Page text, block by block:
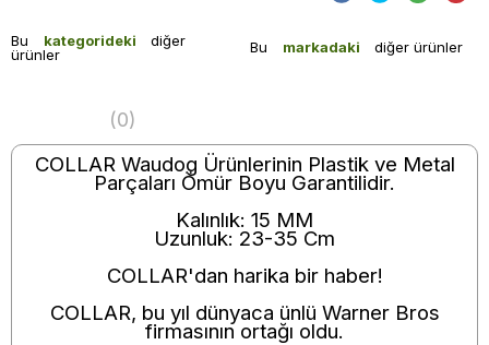
Bu kategorideki
diğer
ürünler
Bu markadaki diğer ürünler
(0)
COLLAR Waudog Ürünlerinin Plastik ve Metal
Parçaları Ömür Boyu Garantilidir.
Kalınlık: 15 MM
Uzunluk: 23-35 Cm
COLLAR'dan harika bir haber!
COLLAR, bu yıl dünyaca ünlü Warner Bros
firmasının ortağı oldu.